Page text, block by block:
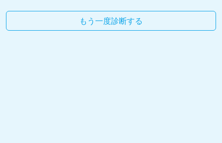
もう一度診断する